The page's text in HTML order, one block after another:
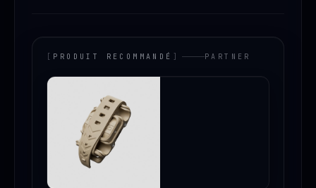
[ PRODUIT RECOMMANDÉ ] PARTNER